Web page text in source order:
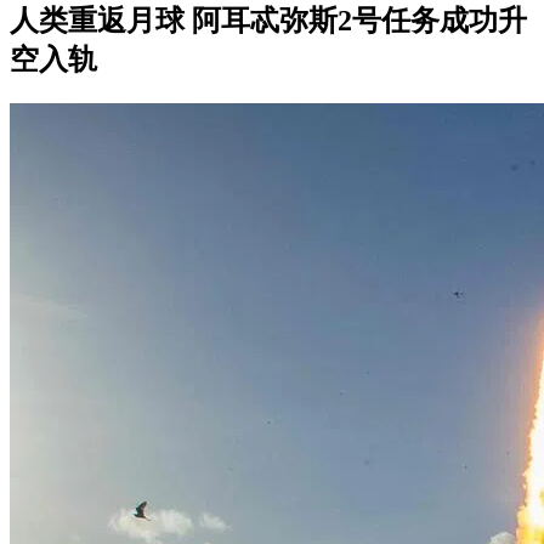
人类重返月球 阿耳忒弥斯2号任务成功升
空入轨